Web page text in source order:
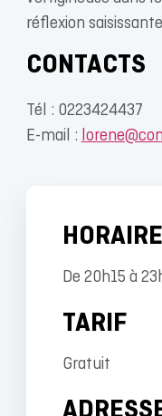
réflexion
CONTACTS
Tél : 0223424437
E-mail :
De 20h15 à
TARIF
Gratuit